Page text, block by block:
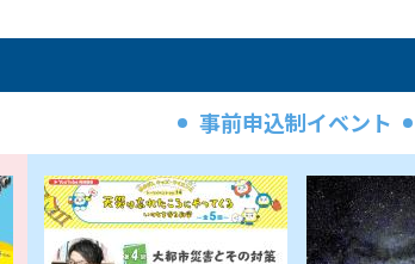
事前申込制イベント